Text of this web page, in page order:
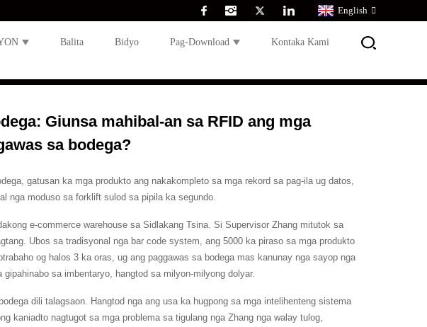
English
Balita Bidyo Pag-Download Kontaka Kami
Giunsa mahibal-an sa RFID ang mga
sa bodega?
gatusan ka mga produkto ang nakakompleto sa mga rekord sa pag-ila ug datos,
nga moduso sa forklift sulod sa pipila ka segundo.
e-commerce warehouse sa Sidlakang Tsina. Si Supervisor Zhang mitutok sa
Ubos sa tradisyonal nga bar code system, ang 5000 ka piraso sa mga produkto
og halos 3 ka oras, ug ang paggawas sa bodega mas kanunay nga sayop nga
sa imbentaryo, hangtod sa milyon-milyong dolyar.
dili talagsaon. Hangtod nga ang usa ka hugpong sa mga intelihenteng sistema
kaniadto nagtugot sa mga problema sa tigulang nga Zhang nga walay tulog,